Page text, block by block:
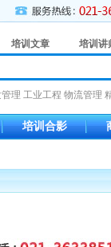
培训文章 培训讲
理 工业工程 物流管理
培训合影